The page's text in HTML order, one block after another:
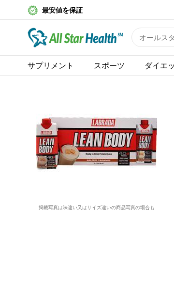
最安値を保証
サプリメント スポーツ ダイエ
掲載写真は味違い又はサイズ違いの商品写真の場合も